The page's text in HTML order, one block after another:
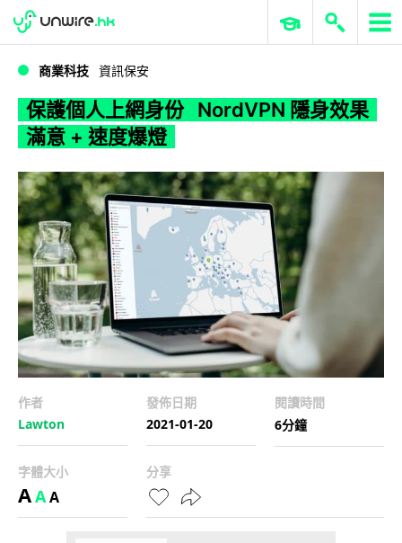
WWDC 2026 ERP 與商業 AI
商業科技 資訊保安
保護個人上網身份 NordVPN 隱身效果
滿意 + 速度爆燈
作者
Lawton
發佈日期
2021-01-20
閱讀時間
6分鐘
字體大小
AAA
分享